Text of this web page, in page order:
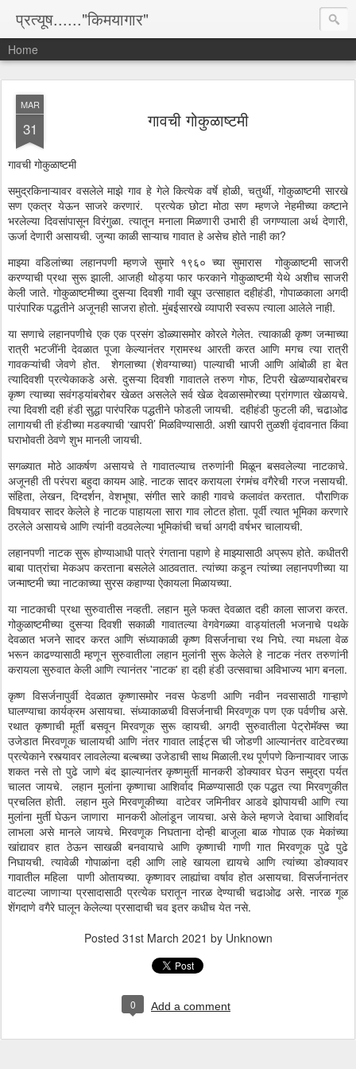
प्रत्यूष......"किमयागार"
Home
MAR
31 गावची गोकुळाष्टमी
गावची गोकुळाष्टमी
समुद्रकिनाऱ्यावर वसलेले माझे गाव हे गेले कित्येक वर्षे होळी, चतुर्थी, गोकुळाष्टमी सारखे
सण एकत्र येऊन साजरे करणारं. प्रत्येक छोटा मोठा सण म्हणजे नेहमीच्या कष्टाने
भरलेल्या दिवसांपासून विरंगुळा. त्यातून मनाला मिळणारी उभारी ही जगण्याला अर्थ देणारी,
ऊर्जा देणारी असायची. जुन्या काळी साऱ्याच गावात हे असेच होते नाही का?
माझ्या वडिलांच्या लहानपणी म्हणजे सुमारे १९६० च्या सुमारास गोकुळाष्टमी साजरी
करण्याची प्रथा सुरू झाली. आजही थोड्या फार फरकाने गोकुळाष्टमी येथे अशीच साजरी
केली जाते. गोकुळाष्टमीच्या दुसऱ्या दिवशी गावी खूप उत्साहात दहीहंडी, गोपाळकाला अगदी
पारंपारिक पद्धतीने अजूनही साजरा होतो. मुंबईसारखे व्यापारी स्वरूप त्याला आलेले नाही.
या सणाचे लहानपणीचे एक एक प्रसंग डोळ्यासमोर कोरले गेलेत. त्याकाळी कृष्ण जन्माच्या
रात्री भटजींनी देवळात पूजा केल्यानंतर ग्रामस्थ आरती करत आणि मगच त्या रात्री
गावकऱ्यांची जेवणे होत. शेगलाच्या (शेवग्याच्या) पाल्याची भाजी आणि आंबोळी हा बेत
त्यादिवशी प्रत्येकाकडे असे. दुसऱ्या दिवशी गावातले तरुण गोफ, टिपरी खेळण्याबरोबरच
कृष्ण त्याच्या सवंगड्यांबरोबर खेळत असलेले सर्व खेळ देवळासमोरच्या प्रांगणात खेळायचे.
त्या दिवशी दही हंडी सुद्धा पारंपरिक पद्धतीने फोडली जायची. दहीहंडी फुटली की, चढाओढ
लागायची ती हंडीच्या मडक्याची ‘खापरी’ मिळविण्यासाठी. अशी खापरी तुळशी वृंदावनात किंवा
घराभोवती ठेवणे शुभ मानली जायची.
सगळ्यात मोठे आकर्षण असायचे ते गावातल्याच तरुणांनी मिळून बसवलेल्या नाटकाचे.
अजूनही ती परंपरा बहुदा कायम आहे. नाटक सादर करायला रंगमंच वगैरेची गरज नसायची.
संहिता, लेखन, दिग्दर्शन, वेशभूषा, संगीत सारे काही गावचे कलावंत करतात. पौराणिक
विषयावर सादर केलेले हे नाटक पाहायला सारा गाव लोटत होता. पूर्वी त्यात भूमिका करणारे
ठरलेले असायचे आणि त्यांनी वठवलेल्या भूमिकांची चर्चा अगदी वर्षभर चालायची.
लहानपणी नाटक सुरू होण्याआधी पात्रे रंगताना पहाणे हे माझ्यासाठी अप्रूप होते. कधीतरी
बाबा पात्रांचा मेकअप करताना बसलेले आठवतात. त्यांच्या कडून त्यांच्या लहानपणीच्या या
जन्माष्टमी च्या नाटकाच्या सुरस कहाण्या ऐकायला मिळायच्या.
या नाटकाची प्रथा सुरुवातीस नव्हती. लहान मुले फक्त देवळात दही काला साजरा करत.
गोकुळाष्टमीच्या दुसऱ्या दिवशी सकाळी गावातल्या वेगवेगळ्या वाड्यांतली भजनाचे पथके
देवळात भजने सादर करत आणि संध्याकाळी कृष्ण विसर्जनाचा रथ निघे. त्या मधला वेळ
भरून काढण्यासाठी म्हणून सुरुवातीला लहान मुलांनी सुरू केलेले हे नाटक नंतर तरुणांनी
करायला सुरुवात केली आणि त्यानंतर 'नाटक' हा दही हंडी उत्सवाचा अविभाज्य भाग बनला.
कृष्ण विसर्जनापुर्वी देवळात कृष्णासमोर नवस फेडणी आणि नवीन नवसासाठी गाऱ्हाणे
घालण्याचा कार्यक्रम असायचा. संध्याकाळची विसर्जनाची मिरवणूक पण एक पर्वणीच असे.
रथात कृष्णाची मूर्ती बसवून मिरवणूक सुरू व्हायची. अगदी सुरुवातीला पेट्रोमॅक्स च्या
उजेडात मिरवणूक चालायची आणि नंतर गावात लाईट्स ची जोडणी आल्यानंतर वाटेवरच्या
प्रत्येकाने रस्त्यावर लावलेल्या बल्बच्या उजेडाची साथ मिळाली.रथ पूर्णपणे किनाऱ्यावर जाऊ
शकत नसे तो पुढे जाणे बंद झाल्यानंतर कृष्णमुर्ती मानकरी डोक्यावर घेउन समुद्रा पर्यत
चालत जायचे. लहान मुलांना कृष्णाचा आशिर्वाद मिळण्यासाठी एक पद्धत त्या मिरवणुकीत
प्रचलित होती. लहान मुले मिरवणूकीच्या वाटेवर जमिनीवर आडवे झोपायची आणि त्या
मुलांना मुर्ती घेऊन जाणारा मानकरी ओलांडून जायचा. असे केले म्हणजे देवाचा आशिर्वाद
लाभला असे मानले जायचे. मिरवणूक निघताना दोन्ही बाजूला बाळ गोपाळ एक मेकांच्या
खांद्यावर हात ठेऊन साखळी बनवायाचे आणि कृष्णाची गाणी गात मिरवणूक पुढे पुढे
निघायची. त्यावेळी गोपाळांना दही आणि लाहे खायला द्यायचे आणि त्यांच्या डोक्यावर
गावातील महिला पाणी ओतायच्या. कृष्णावर लाह्यांचा वर्षाव होत असायचा. विसर्जनानंतर
वाटल्या जाणाऱ्या प्रसादासाठी प्रत्येक घरातून नारळ देण्याची चढाओढ असे. नारळ गूळ
शेंगदाणे वगैरे घालून केलेल्या प्रसादाची चव इतर कधीच येत नसे.
Posted 31st March 2021 by Unknown
0 Add a comment